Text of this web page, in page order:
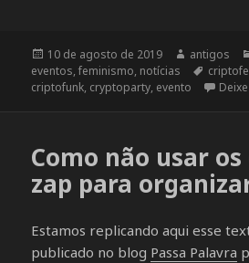
Publicado
em
10 de agosto de 2019 Autor
antigos
eventos,feminismo, notícias Tags
criptofunk, cryptoparty, evento
Como não usar
zap para
Estamos replicando aqui esse
publicado no blog Passa Palavra